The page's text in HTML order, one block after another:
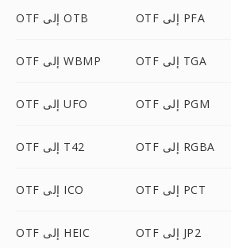
OTF إلى OTB OTF إلى PFA
OTF إلى WBMP OTF إلى TGA
OTF إلى UFO OTF إلى PGM
OTF إلى T42 OTF إلى RGBA
OTF إلى ICO OTF إلى PCT
OTF إلى HEIC OTF إلى JP2